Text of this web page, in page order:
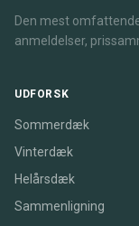
Den mest
anmeldelser,
UDFORSK
Sommerdæk
Vinterdæk
Helårsdæk
Sammenligning